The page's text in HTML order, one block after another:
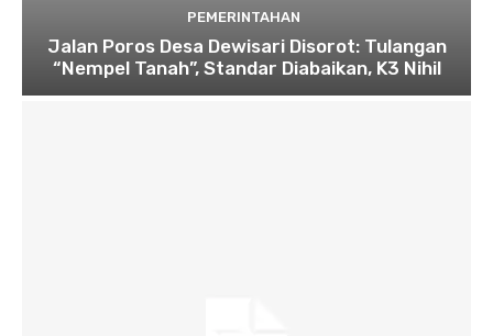
PEMERINTAHAN
Jalan Poros Desa Dewisari Disorot: Tulangan
“Nempel Tanah”, Standar Diabaikan, K3 Nihil